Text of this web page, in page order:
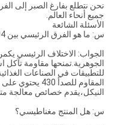
نحن نتطلع بفارغ الصبر إلى
جميع أنحاء العالم.
الأسئلة الشائعة
س: ما هو الفرق الرئيسي بين 304 و 430 الفولاذ المقاوم للصدأ؟
الجواب: الاختلاف الرئيسي
الجوهرية.تمنحها مقاومة تآكل
للتطبيقات في الصناعات
النيكل،يقدم خصائص معالجة
س: هل المنتج مغناطيسي؟